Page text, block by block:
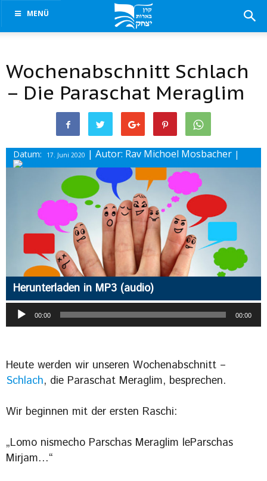
MENÜ
Wochenabschnitt Schlach
– Die Paraschat Meraglim
Datum: 17. Juni 2020 | Autor: Rav Michoel Mosbacher |
Herunterladen in MP3 (audio)
Audio-
Player
00:00 00:00
Heute werden wir unseren Wochenabschnitt –
Schlach, die Paraschat Meraglim, besprechen.
Wir beginnen mit der ersten Raschi:
„Lomo nismecho Parschas Meraglim leParschas
Mirjam…“